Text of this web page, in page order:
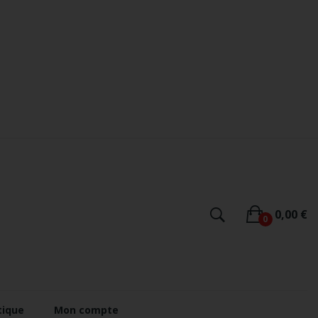
0 0,00 €
Mon compte